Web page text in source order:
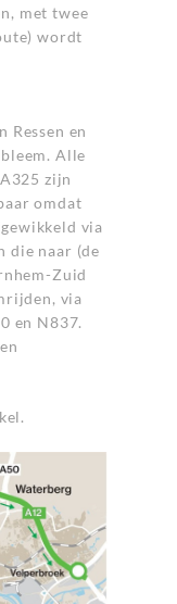
met twee
wordt
Ressen en
Alle
zijn
omdat
via
die naar (de
Zuid
via
en N837.